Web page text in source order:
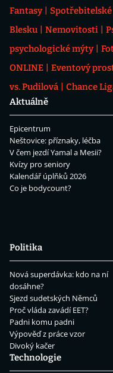
Fantasy
Blesku
Nemovitosti
psychologické mýty
ONLINE
Eventový
vs. Pudilová
Chance
Aktuálně
Epicentrum
Neštovice: příznaky, léčba
V čem jezdí Yamal a Mesii?
Kvízy pro seniory
Kalendář úplňků 2026
Co je bodycount?
Politika
Nová superdávka: kdo na ní
dosáhne?
Sjezd sudetských Němců
Proč vláda zavádí EET?
Padni komu padni
Výpověď z práce vzor
Divoký kačer
Technologie